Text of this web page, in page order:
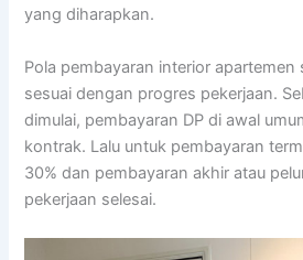
yang diharapkan.
Pola pembayaran interior apartemen
sesuai dengan progres pekerjaan.
dimulai, pembayaran DP di awal
kontrak. Lalu untuk pembayaran
30% dan pembayaran akhir atau
pekerjaan selesai.